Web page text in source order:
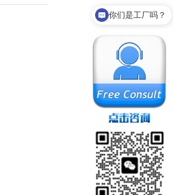
你们是工厂吗？